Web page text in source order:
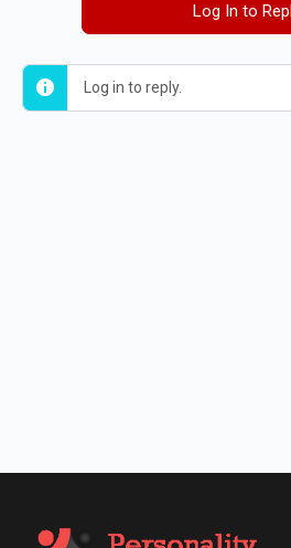
Log In to
Log in to reply.